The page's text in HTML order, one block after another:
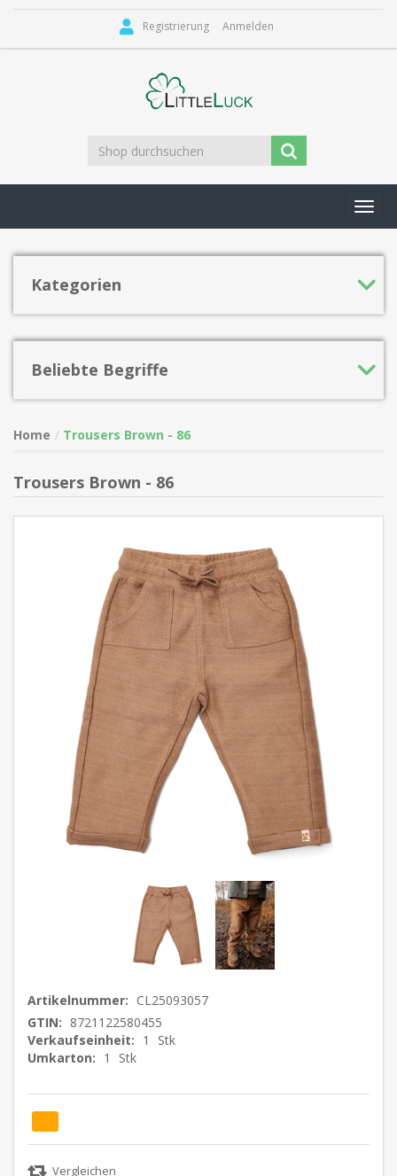
Registrierung Anmelden
Kategorien
Beliebte Begriffe
Home Trousers Brown - 86
Trousers Brown - 86
Artikelnummer: CL25093057
GTIN: 8721122580455
Verkaufseinheit: 1
Stk
Umkarton: 1 Stk